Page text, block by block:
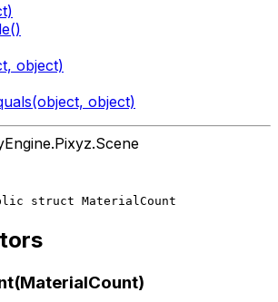
object)
object)
struct MaterialCount